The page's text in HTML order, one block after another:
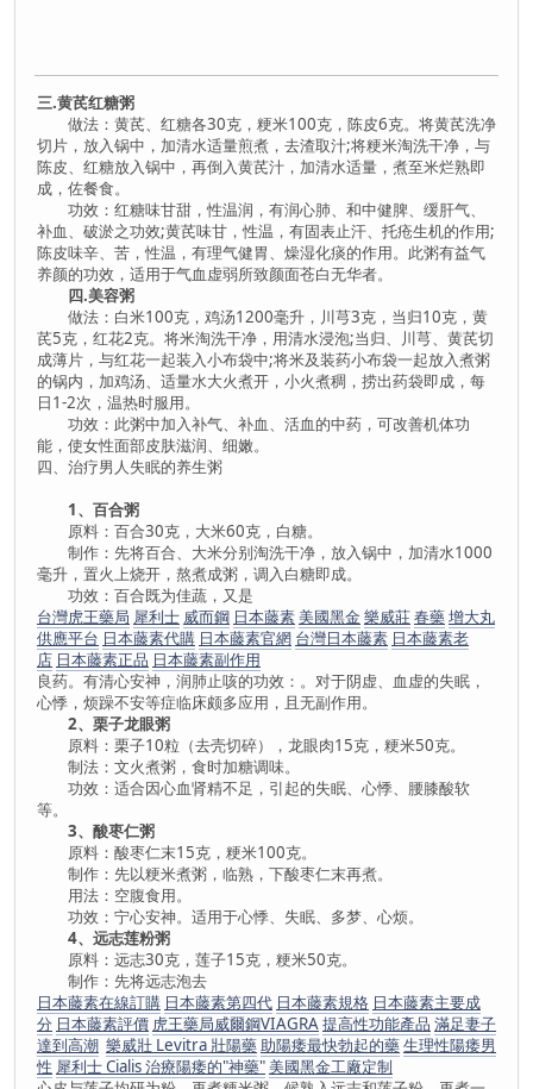
三.黄芪红糖粥
做法：黄芪、红糖各30克，粳米100克，陈皮6克。将黄芪洗净
切片，放入锅中，加清水适量煎煮，去渣取汁;将粳米淘洗干净，与
陈皮、红糖放入锅中，再倒入黄芪汁，加清水适量，煮至米烂熟即
成，佐餐食。
功效：红糖味甘甜，性温润，有润心肺、和中健脾、缓肝气、
补血、破淤之功效;黄芪味甘，性温，有固表止汗、托疮生机的作用;
陈皮味辛、苦，性温，有理气健胃、燥湿化痰的作用。此粥有益气
养颜的功效，适用于气血虚弱所致颜面苍白无华者。
四.美容粥
做法：白米100克，鸡汤1200毫升，川芎3克，当归10克，黄
芪5克，红花2克。将米淘洗干净，用清水浸泡;当归、川芎、黄芪切
成薄片，与红花一起装入小布袋中;将米及装药小布袋一起放入煮粥
的锅内，加鸡汤、适量水大火煮开，小火煮稠，捞出药袋即成，每
日1-2次，温热时服用。
功效：此粥中加入补气、补血、活血的中药，可改善机体功
能，使女性面部皮肤滋润、细嫩。
四、治疗男人失眠的养生粥
1、百合粥
原料：百合30克，大米60克，白糖。
制作：先将百合、大米分别淘洗干净，放入锅中，加清水1000
毫升，置火上烧开，熬煮成粥，调入白糖即成。
功效：百合既为佳蔬，又是
台灣虎王藥局 犀利士 威而鋼 日本藤素美國黑金樂威莊春藥增大丸
供應平台 日本藤素代購 日本藤素官網 台灣日本藤素 日本藤素老
店 日本藤素正品 日本藤素副作用
良药。有清心安神，润肺止咳的功效：。对于阴虚、血虚的失眠，
心悸，烦躁不安等症临床颇多应用，且无副作用。
2、栗子龙眼粥
原料：栗子10粒（去壳切碎），龙眼肉15克，粳米50克。
制法：文火煮粥，食时加糖调味。
功效：适合因心血肾精不足，引起的失眠、心悸、腰膝酸软
等。
3、酸枣仁粥
原料：酸枣仁末15克，粳米100克。
制作：先以粳米煮粥，临熟，下酸枣仁末再煮。
用法：空腹食用。
功效：宁心安神。适用于心悸、失眠、多梦、心烦。
4、远志莲粉粥
原料：远志30克，莲子15克，粳米50克。
制作：先将远志泡去
日本藤素在線訂購 日本藤素第四代 日本藤素規格 日本藤素主要成
分 日本藤素評價 虎王藥局威爾鋼VIAGRA提高性功能產品 滿足妻子
達到高潮 樂威壯 Levitra 壯陽藥助陽痿最快勃起的藥生理性陽痿男
性 犀利士 Cialis治療陽痿的"神藥"美國黑金工廠定制